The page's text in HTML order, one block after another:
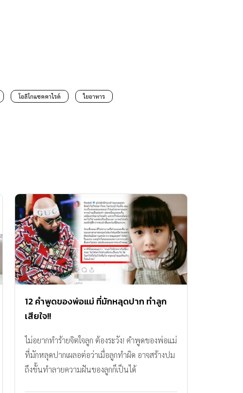
โอลิโกแซคคาไรด์ ใยอาหาร
12 คำพูดของพ่อแม่ ที่มักหลุดปาก ทำลูก
เสียใจ!!
ไม่อยากทำร้ายจิตใจลูก ต้องระวัง! คำพูดของพ่อแม่
ที่มักหลุดปากเผลอต่อว่าเมื่อลูกทำผิด อาจสร้างปม
ถึงขั้นทำลายความฝันของลูกก็เป็นได้